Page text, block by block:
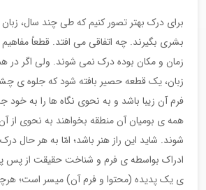
برای درک بهتر تصور کنیم که طی چند سال،
بشری بگیرند. چه اتفاقی می افتد. قطعاً
زمان و مکان بوده درک نمی شوند. ولی اگر در
زبان، یک قطعه حصیر بافته شود که جلوه ی
فرم آن زیبا باشد و به نحوی نگاه ها را به
همه ی بومیان آن منطقه بخواهند به نحوی از آن
شوند. شاید این راز هنر باشد؛ امّا به هر حال
ادراک بواسطه ی فرم و شناخت حقیقت از
ی یک پدیده (محتوا و فرم آن) میسر است؛